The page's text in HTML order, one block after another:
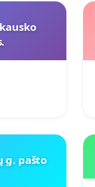
g. pašto